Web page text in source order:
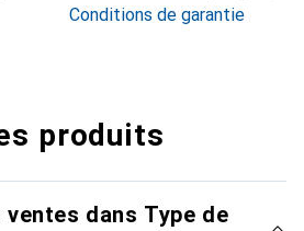
Conditions de garantie
produits
dans Type de